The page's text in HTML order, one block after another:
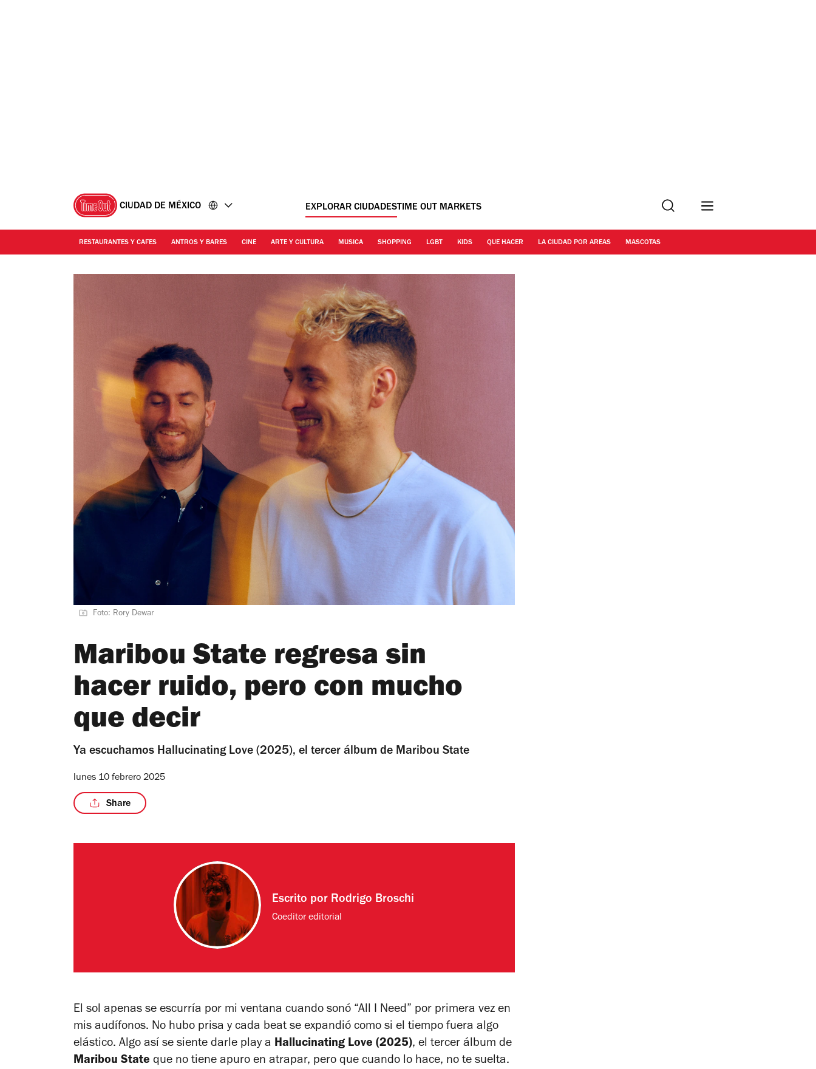
CIUDAD DE MÉXICO EXPLORAR CIUDADESTIME OUT MARKETS Buscar
RESTAURANTES Y CAFES ANTROS Y BARES CINE ARTE Y CULTURA MUSICA SHOPPING LGBT KIDS QUE HACER LA CIUDAD POR AREAS MASCOTAS
Foto: Rory Dewar
Maribou State regresa sin
hacer ruido, pero con mucho
que decir
Ya escuchamos Hallucinating Love (2025), el tercer álbum de Maribou State
lunes 10 febrero 2025
Share
Escrito por Rodrigo Broschi
Coeditor editorial
El sol apenas se escurría por mi ventana cuando sonó “All I Need” por primera vez en
mis audífonos. No hubo prisa y cada beat se expandió como si el tiempo fuera algo
elástico. Algo así se siente darle play a Hallucinating Love (2025), el tercer álbum de
Maribou State que no tiene apuro en atrapar, pero que cuando lo hace, no te suelta.